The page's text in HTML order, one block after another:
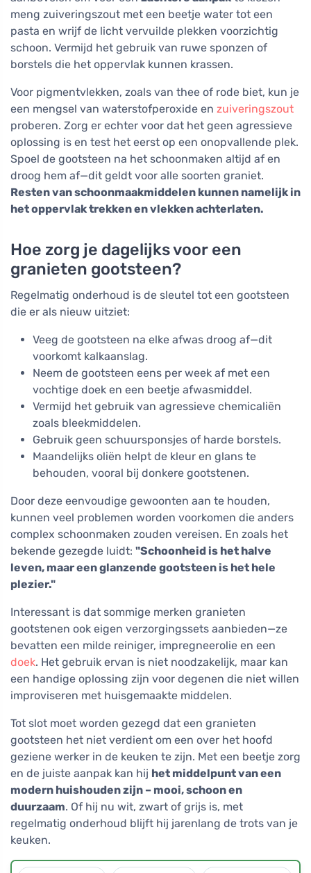
meng zuiveringszout met een beetje water tot een
pasta en wrijf de licht vervuilde plekken voorzichtig
schoon. Vermijd het gebruik van ruwe sponzen of
borstels die het oppervlak kunnen krassen.
Voor pigmentvlekken, zoals van thee of rode biet, kun je
een mengsel van waterstofperoxide en zuiveringszout
proberen. Zorg er echter voor dat het geen agressieve
oplossing is en test het eerst op een onopvallende plek.
Spoel de gootsteen na het schoonmaken altijd af en
droog hem af—dit geldt voor alle soorten graniet.
Resten van schoonmaakmiddelen kunnen namelijk in
het oppervlak trekken en vlekken achterlaten.
Hoe zorg je dagelijks voor een
granieten gootsteen?
Regelmatig onderhoud is de sleutel tot een gootsteen
die er als nieuw uitziet:
Veeg de gootsteen na elke afwas droog af—dit
voorkomt kalkaanslag.
Neem de gootsteen eens per week af met een
vochtige doek en een beetje afwasmiddel.
Vermijd het gebruik van agressieve chemicaliën
zoals bleekmiddelen.
Gebruik geen schuursponsjes of harde borstels.
Maandelijks oliën helpt de kleur en glans te
behouden, vooral bij donkere gootstenen.
Door deze eenvoudige gewoonten aan te houden,
kunnen veel problemen worden voorkomen die anders
complex schoonmaken zouden vereisen. En zoals het
bekende gezegde luidt: "Schoonheid is het halve
leven, maar een glanzende gootsteen is het hele
plezier."
Interessant is dat sommige merken granieten
gootstenen ook eigen verzorgingssets aanbieden—ze
bevatten een milde reiniger, impregneerolie en een
doek. Het gebruik ervan is niet noodzakelijk, maar kan
een handige oplossing zijn voor degenen die niet willen
improviseren met huisgemaakte middelen.
Tot slot moet worden gezegd dat een granieten
gootsteen het niet verdient om een over het hoofd
geziene werker in de keuken te zijn. Met een beetje zorg
en de juiste aanpak kan hij het middelpunt van een
modern huishouden zijn – mooi, schoon en
duurzaam. Of hij nu wit, zwart of grijs is, met
regelmatig onderhoud blijft hij jarenlang de trots van je
keuken.